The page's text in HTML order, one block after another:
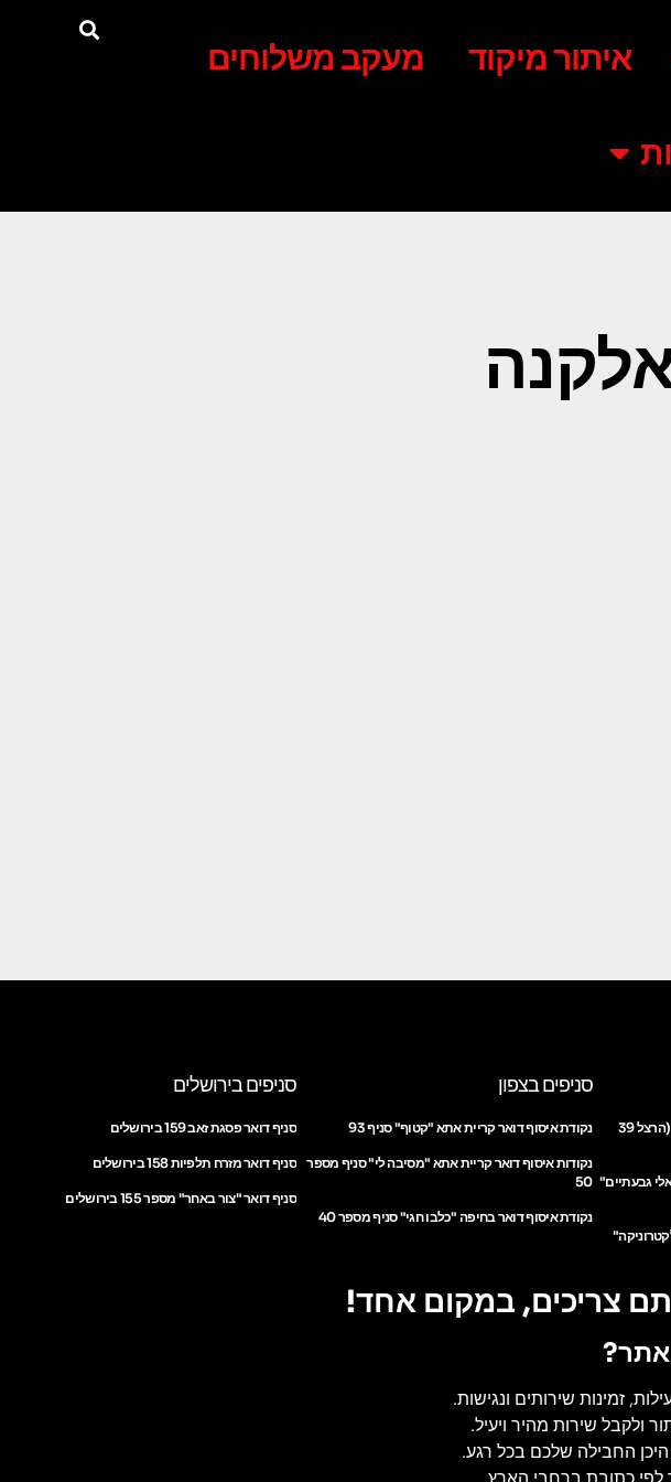
איתור מיקוד מעקב משלוחים
נקודת איסוף דואר "קישקושים" סניף 128 (הרצל 39
גבעתיים"
סניפים בצפון
נקודת איסוף דואר קריית אתא "קטוף" סניף 93
נקודות איסוף דואר קריית אתא "מסיבה לי" סניף מספר
50
נקודת איסוף דואר בחיפה "כלבו חגי" סניף מספר 40
סניפים בירושלים
סניף דואר פסגת זאב 159 בירושלים
סניף דואר מזרח תלפיות 158 בירושלים
סניף דואר "צור באחר" מספר 155 בירושלים
צריכים, במקום אחד!
זמינות שירותים ונגישות.
ולקבל שירות מהיר ויעיל.
החבילה שלכם בכל רגע.